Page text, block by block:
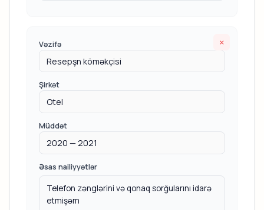
×
Vəzifə
Şirkət
Müddət
Əsas nailiyyətlər